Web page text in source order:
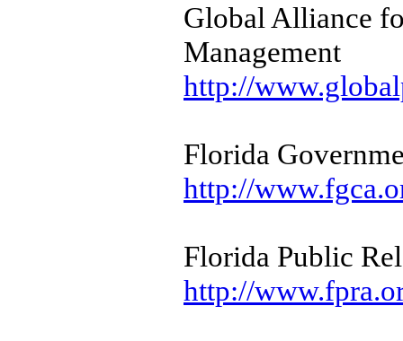
Global Alliance
Management
http://
Florida
http://
Florida Public
http://